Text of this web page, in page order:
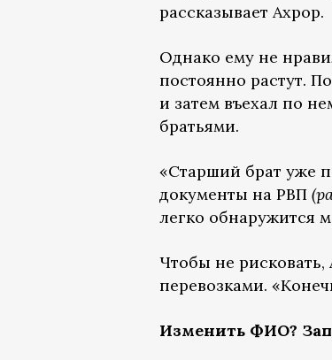
рассказывает Ахрор.
Однако ему не
постоянно растут.
и затем въехал по
братьями.
«Старший брат уже
документы на РВП
легко обнаружится
Чтобы не
перевозками.
Изменить ФИО?